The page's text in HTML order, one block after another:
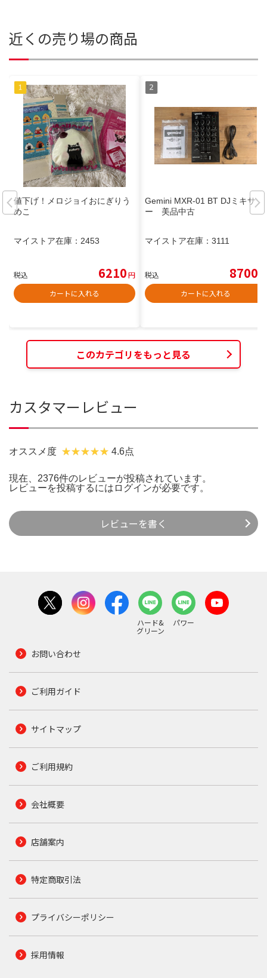
近くの売り場の商品
値下げ！メロジョイおにぎりう
めこ
マイストア在庫： 2453
税込 6210円
カートに入れる
Gemini MXR-01 BT DJミキサ
ー 美品中古
マイストア在庫： 3111
税込 8700
カートに入れる
このカテゴリをもっと見る
カスタマーレビュー
オススメ度 4.6点
現在、2376件のレビューが投稿されています。
レビューを投稿するには ログインが必要です。
レビューを書く
ハード&
グリーン
パワー
お問い合わせ
ご利用ガイド
サイトマップ
ご利用規約
会社概要
店舗案内
特定商取引法
プライバシーポリシー
採用情報